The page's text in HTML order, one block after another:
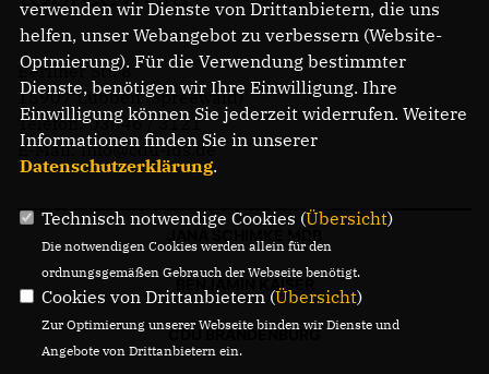
Berliner Str. 8
15907 Lübben (Spreewald)
Telefon: 03546 / 3121
E-Mail: info@cdu-lds.de
BENJAMIN KAISER
CDU BRANDENBURG
verwenden wir Dienste von Drittanbietern, die uns
helfen, unser Webangebot zu verbessern (Website-
Optmierung). Für die Verwendung bestimmter
Dienste, benötigen wir Ihre Einwilligung. Ihre
Einwilligung können Sie jederzeit widerrufen. Weitere
Informationen finden Sie in unserer
Datenschutzerklärung.
Technisch notwendige Cookies (Übersicht)
Die notwendigen Cookies werden allein für den
ordnungsgemäßen Gebrauch der Webseite benötigt.
Cookies von Drittanbietern (Übersicht)
Zur Optimierung unserer Webseite binden wir Dienste und
Angebote von Drittanbietern ein.